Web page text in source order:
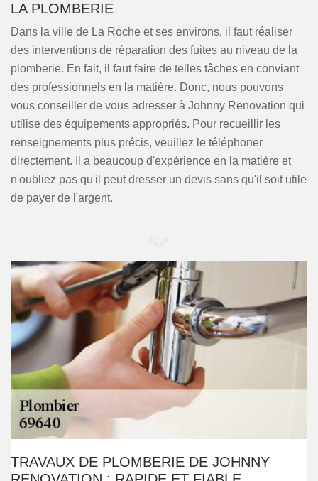
LA PLOMBERIE
Dans la ville de La Roche et ses environs, il faut réaliser
des interventions de réparation des fuites au niveau de la
plomberie. En fait, il faut faire de telles tâches en conviant
des professionnels en la matière. Donc, nous pouvons
vous conseiller de vous adresser à Johnny Renovation qui
utilise des équipements appropriés. Pour recueillir les
renseignements plus précis, veuillez le téléphoner
directement. Il a beaucoup d'expérience en la matière et
n'oubliez pas qu'il peut dresser un devis sans qu'il soit utile
de payer de l'argent.
TRAVAUX DE PLOMBERIE DE JOHNNY